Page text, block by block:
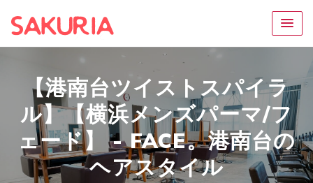
【港南台ツイストスパイラ
ル】【横浜メンズパーマ/フ
ェード】 - FACE。港南台の
ヘアスタイル